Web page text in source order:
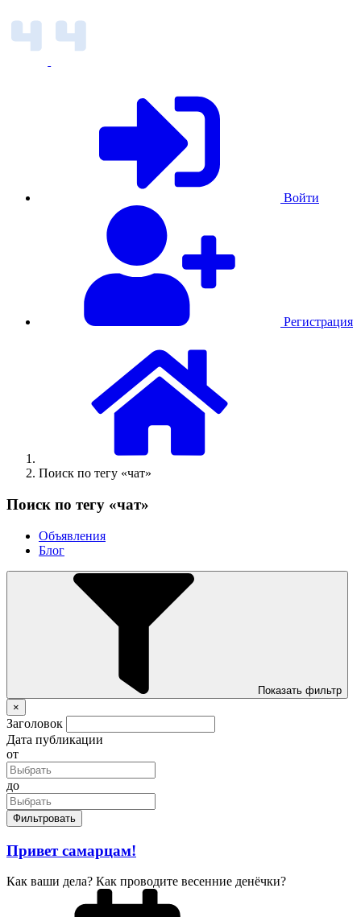
Войти
Регистрация
Поиск по тегу «чат»
Поиск по тегу «чат»
Объявления
Блог
Показать фильтр
×
Заголовок
Дата публикации
от
до
Фильтровать
Привет самарцам!
Как ваши дела? Как проводите весенние денёчки?